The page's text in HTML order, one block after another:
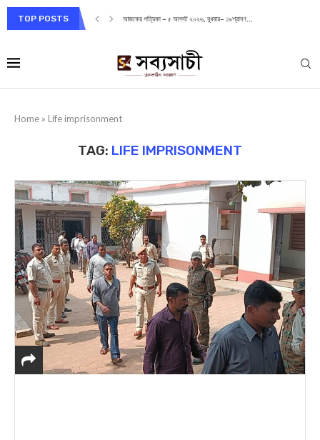
TOP POSTS আজকের পত্রিকা – ৫ আগস্ট ২০২৬, বুধবার– ১৯শ্রাবণ...
Home » Life imprisonment
TAG: LIFE IMPRISONMENT